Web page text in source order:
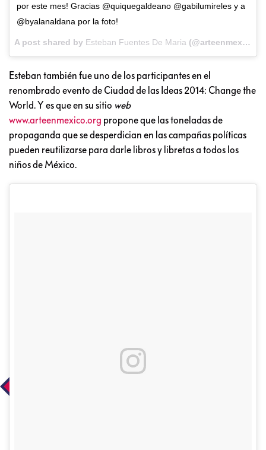
por este mes! Gracias @quiquegaldeano @gabilumireles y a
@byalanaldana por la foto!
A post shared by Esteban Fuentes De Maria (@arteenmexico) on
Esteban también fue uno de los participantes en el
renombrado evento de Ciudad de las Ideas 2014: Change the
World. Y es que en su sitio web
www.arteenmexico.org propone que las toneladas de
propaganda que se desperdician en las campañas políticas
pueden reutilizarse para darle libros y libretas a todos los
niños de México.